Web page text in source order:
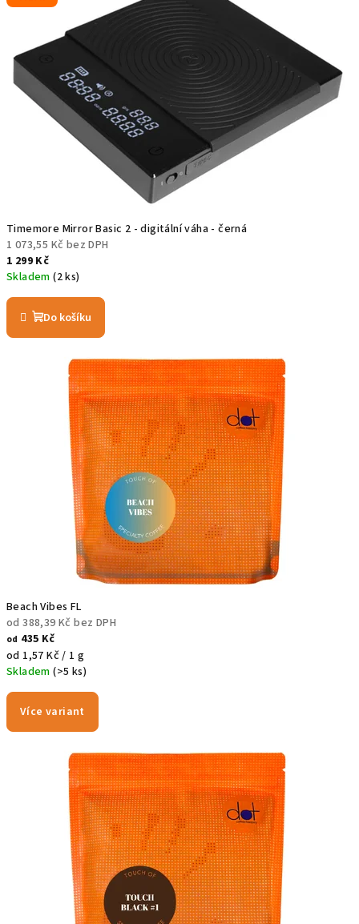
j
e
e
m
o
b
Timemore Mirror Basic 2 - digitální váha - černá
1 073,55 Kč bez DPH
1 299 Kč
Skladem(2 ks)
Do košíku
Beach Vibes FL
od 388,39 Kč bez DPH
od 435 Kč
Měrná
cena:
od 1,57 Kč / 1 g
Skladem(>5 ks)
Více variant